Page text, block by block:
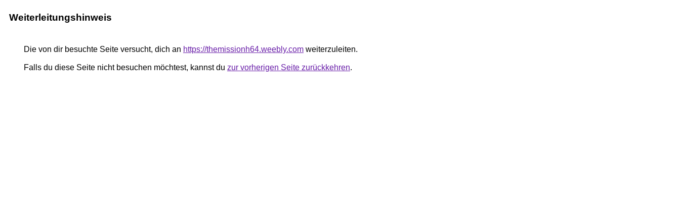
Weiterleitungshinweis
Die von dir besuchte Seite versucht, dich an https://themissionh64.weebly.com weiterzuleiten.
Falls du diese Seite nicht besuchen möchtest, kannst du zur vorherigen Seite zurückkehren.